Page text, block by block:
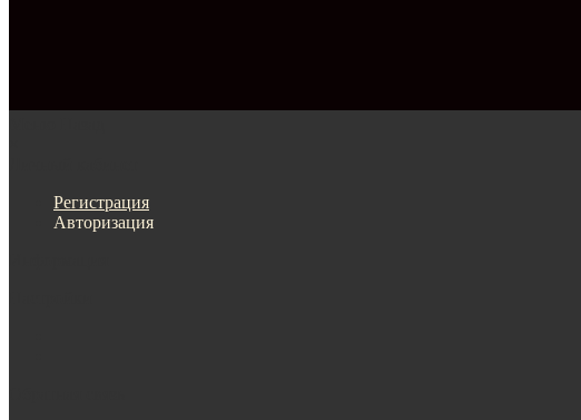
Регистрация
Авторизация